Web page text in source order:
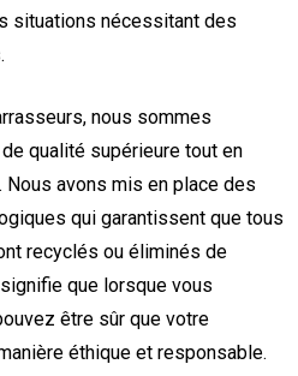
situations nécessitant des
nous sommes
qualité supérieure tout en
Nous avons mis en place des
qui garantissent que tous
recyclés ou éliminés de
que lorsque vous
être sûr que votre
éthique et responsable.